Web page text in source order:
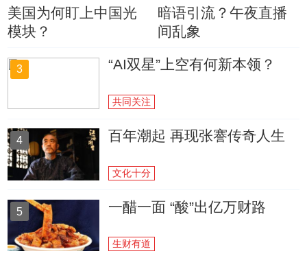
美国为何盯上中国光
模块？
暗语引流？午夜直播
间乱象
3 “AI双星”上空有何新本领？
共同关注
4 百年潮起 再现张謇传奇人生
文化十分
5 一醋一面 “酸”出亿万财路
生财有道